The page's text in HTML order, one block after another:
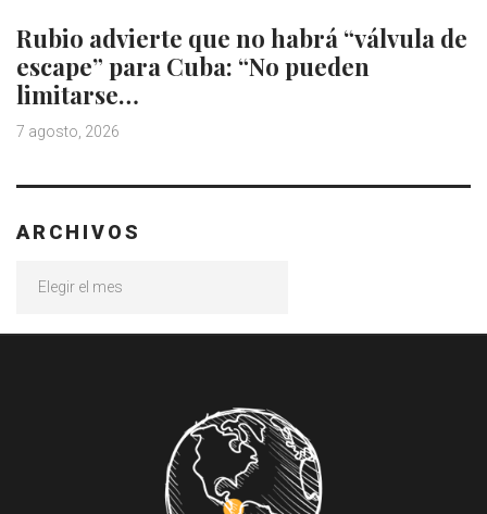
Rubio advierte que no habrá “válvula de
escape” para Cuba: “No pueden
limitarse…
7 agosto, 2026
ARCHIVOS